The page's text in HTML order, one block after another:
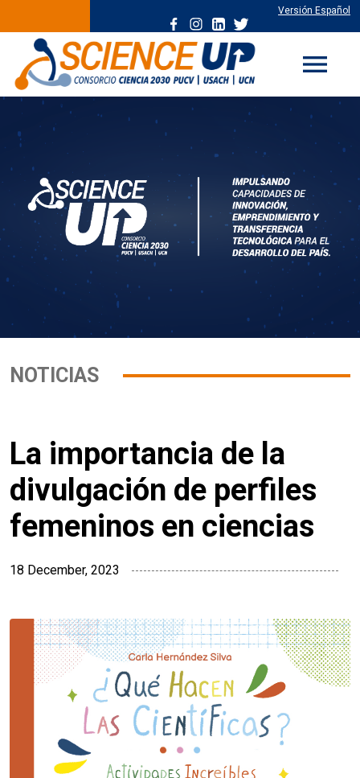
Versión Español
menu
NOTICIAS
La importancia de la
divulgación de perfiles
femeninos en ciencias
18 December, 2023